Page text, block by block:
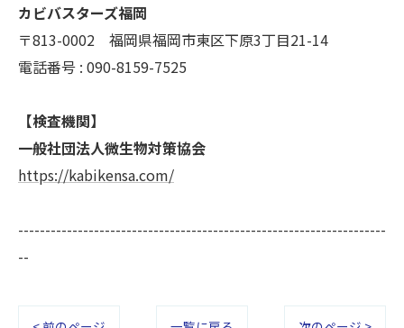
カビバスターズ福岡
〒813-0002 福岡県福岡市東区下原3丁目21-14
電話番号 : 090-8159-7525
【検査機関】
一般社団法人微生物対策協会
https://kabikensa.com/
--------------------------------------------------------------------
--